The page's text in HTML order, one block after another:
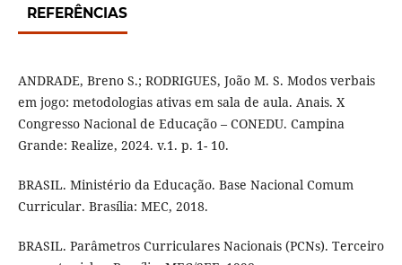
REFERÊNCIAS
ANDRADE, Breno S.; RODRIGUES, João M. S. Modos verbais
em jogo: metodologias ativas em sala de aula. Anais. X
Congresso Nacional de Educação – CONEDU. Campina
Grande: Realize, 2024. v.1. p. 1- 10.
BRASIL. Ministério da Educação. Base Nacional Comum
Curricular. Brasília: MEC, 2018.
BRASIL. Parâmetros Curriculares Nacionais (PCNs). Terceiro